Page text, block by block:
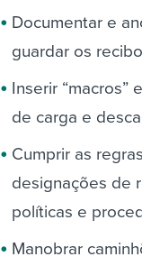
Documentar e
guardar os
Inserir
de carga e
Cumprir as
designações de
políticas e
Manobrar